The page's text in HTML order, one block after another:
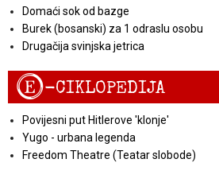
Domaći sok od bazge
Burek (bosanski) za 1 odraslu osobu
Drugačija svinjska jetrica
E-CIKLOPEDIJA
Povijesni put Hitlerove 'klonje'
Yugo - urbana legenda
Freedom Theatre (Teatar slobode)